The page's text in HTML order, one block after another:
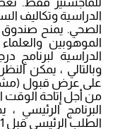
الدراسية وتكاليف
الصحي. يمنح صندوق
الموهوبين
الدراسية لبرنامج
وبالتالي ، يمكن
على عرض قبول
من أجل إتاحة الوقت
البرنامج